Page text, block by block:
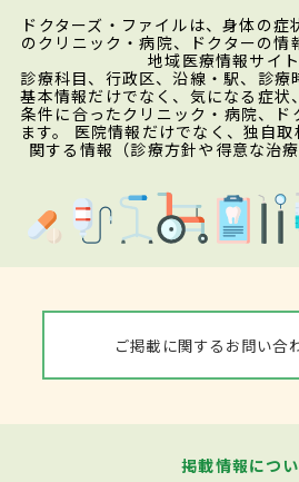
ドクターズ・ファイルは、身体の
のクリニック・病院、ドクターの情
地域医療情報サイト
診療科目、行政区、沿線・駅、診療
基本情報だけでなく、気になる症状
条件に合ったクリニック・病院、ド
ます。 医院情報だけでなく、独自
関する情報（診療方針や得意な治
ご掲載に関するお問い合
掲載情報につ